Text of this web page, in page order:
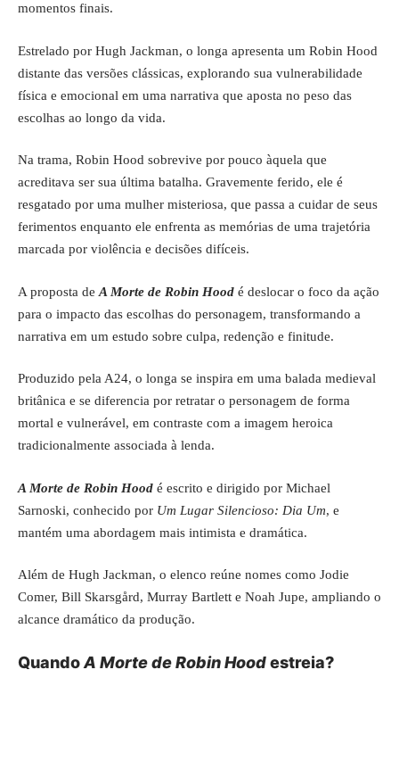
momentos finais.
Estrelado por Hugh Jackman, o longa apresenta um Robin Hood
distante das versões clássicas, explorando sua vulnerabilidade
física e emocional em uma narrativa que aposta no peso das
escolhas ao longo da vida.
Na trama, Robin Hood sobrevive por pouco àquela que
acreditava ser sua última batalha. Gravemente ferido, ele é
resgatado por uma mulher misteriosa, que passa a cuidar de seus
ferimentos enquanto ele enfrenta as memórias de uma trajetória
marcada por violência e decisões difíceis.
A proposta de A Morte de Robin Hood é deslocar o foco da ação
para o impacto das escolhas do personagem, transformando a
narrativa em um estudo sobre culpa, redenção e finitude.
Produzido pela A24, o longa se inspira em uma balada medieval
britânica e se diferencia por retratar o personagem de forma
mortal e vulnerável, em contraste com a imagem heroica
tradicionalmente associada à lenda.
A Morte de Robin Hood é escrito e dirigido por Michael
Sarnoski, conhecido por Um Lugar Silencioso: Dia Um, e
mantém uma abordagem mais intimista e dramática.
Além de Hugh Jackman, o elenco reúne nomes como Jodie
Comer, Bill Skarsgård, Murray Bartlett e Noah Jupe, ampliando o
alcance dramático da produção.
QuandoA Morte de Robin Hoodestreia?